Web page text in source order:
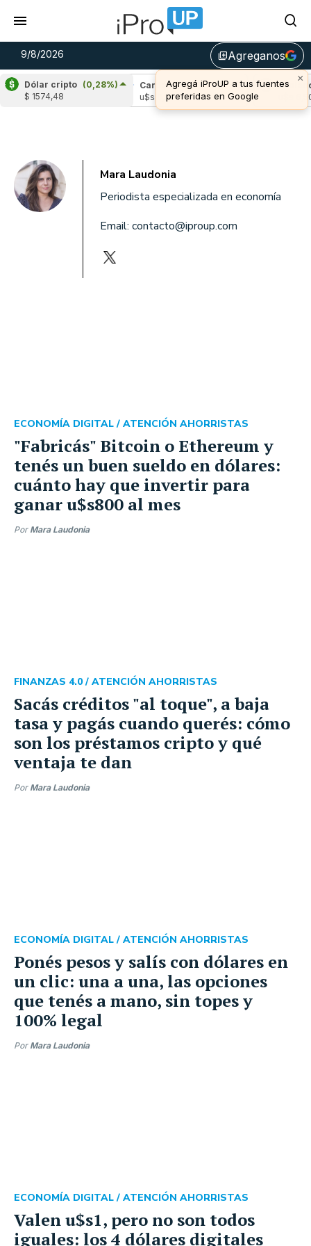
9/8/2026 library_addAgreganos
×
Agregá iProUP a tus fuentes
preferidas en Google
Dólar cripto (0,28%)
$ 1574,48
(0,56%)
Cardano (-0,71%)
u$s 0,20
Mara Laudonia
Periodista especializada en economía
Email: contacto@iproup.com
"Fabricás" Bitcoin o Ethereum y
tenés un buen sueldo en dólares:
cuánto hay que invertir para
ganar u$s800 al mes
ECONOMÍA DIGITAL / ATENCIÓN AHORRISTAS
Por Mara Laudonia
Sacás créditos "al toque", a baja
tasa y pagás cuando querés: cómo
son los préstamos cripto y qué
ventaja te dan
FINANZAS 4.0 / ATENCIÓN AHORRISTAS
Por Mara Laudonia
Ponés pesos y salís con dólares en
un clic: una a una, las opciones
que tenés a mano, sin topes y
100% legal
ECONOMÍA DIGITAL / ATENCIÓN AHORRISTAS
Por Mara Laudonia
Valen u$s1, pero no son todos
iguales: los 4 dólares digitales
ECONOMÍA DIGITAL / ATENCIÓN AHORRISTAS